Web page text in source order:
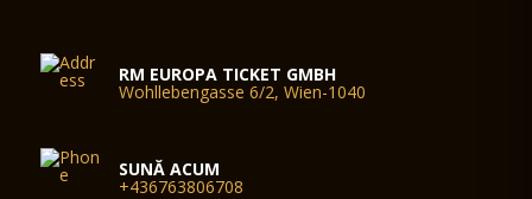
RM EUROPA TICKET GMBH
Wohllebengasse 6/2, Wien-1040
SUNĂ ACUM
+436763806708